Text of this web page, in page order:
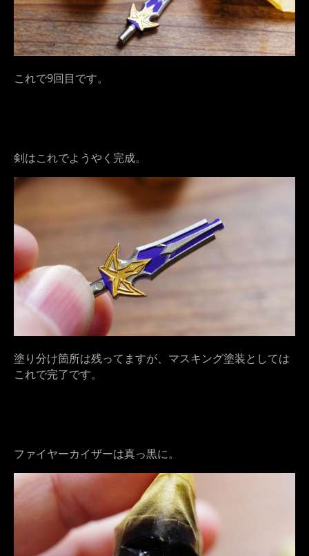
これで9回目です。
剣はこれでようやく完成。
塗り分け箇所は残ってますが、マスキング塗装としては
これで完了です。
ファイヤーカイザーは真っ黒に。